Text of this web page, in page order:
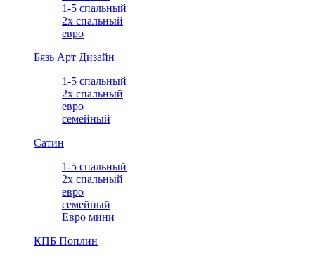
1-5 спальный
2х спальный
евро
Бязь Арт Дизайн
1-5 спальный
2х спальный
евро
семейный
Сатин
1-5 спальный
2х спальный
евро
семейный
Евро мини
КПБ Поплин